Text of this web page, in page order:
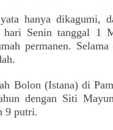
hanya dikagumi,
hari Senin tanggal 1
permanen.
Bolon (Istana) di
dengan Siti
9 putri.